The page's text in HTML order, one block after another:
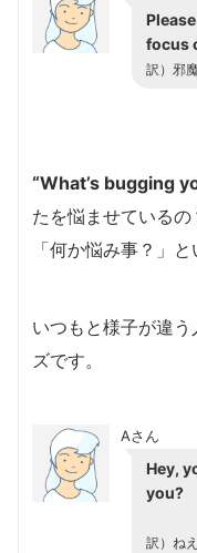
focus
訳）邪
“What’s bugging
たを悩ませている
「何か悩み事？」
いつもと様子が違
ズです。
Aさん
Hey,
you?
訳）ね